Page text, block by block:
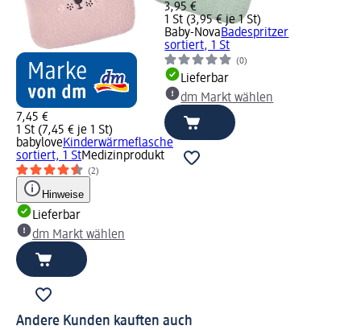
7,45 €
1 St (7,45 € je 1 St)
babyloveKinderwärmeflasche
sortiert, 1 StMedizinprodukt
(2)
Hinweise
Lieferbar
dm Markt wählen
3,95 €
1 St (3,95 € je 1 St)
Baby-NovaBadespritzer
sortiert, 1 St
(0)
Lieferbar
dm Markt wählen
Andere Kunden kauften auch